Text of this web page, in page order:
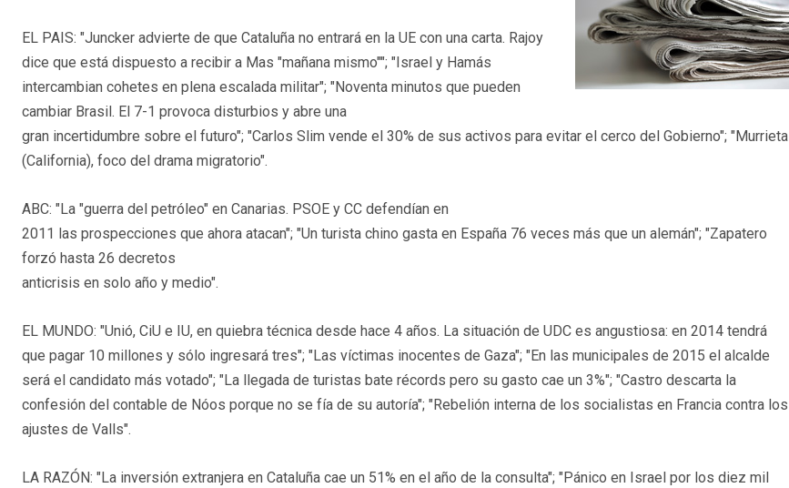
EL PAIS: "Juncker advierte de que Cataluña no entrará en la UE con una carta. Rajoy
dice que está dispuesto a recibir a Mas "mañana mismo""; "Israel y Hamás
intercambian cohetes en plena escalada militar"; "Noventa minutos que pueden
cambiar Brasil. El 7-1 provoca disturbios y abre una
gran incertidumbre sobre el futuro"; "Carlos Slim vende el 30% de sus activos para evitar el cerco del Gobierno"; "Murrieta
(California), foco del drama migratorio".
ABC: "La "guerra del petróleo" en Canarias. PSOE y CC defendían en
2011 las prospecciones que ahora atacan"; "Un turista chino gasta en España 76 veces más que un alemán"; "Zapatero
forzó hasta 26 decretos
anticrisis en solo año y medio".
EL MUNDO: "Unió, CiU e IU, en quiebra técnica desde hace 4 años. La situación de UDC es angustiosa: en 2014 tendrá
que pagar 10 millones y sólo ingresará tres"; "Las víctimas inocentes de Gaza"; "En las municipales de 2015 el alcalde
será el candidato más votado"; "La llegada de turistas bate récords pero su gasto cae un 3%"; "Castro descarta la
confesión del contable de Nóos porque no se fía de su autoría"; "Rebelión interna de los socialistas en Francia contra los
ajustes de Valls".
LA RAZÓN: "La inversión extranjera en Cataluña cae un 51% en el año de la consulta"; "Pánico en Israel por los diez mil